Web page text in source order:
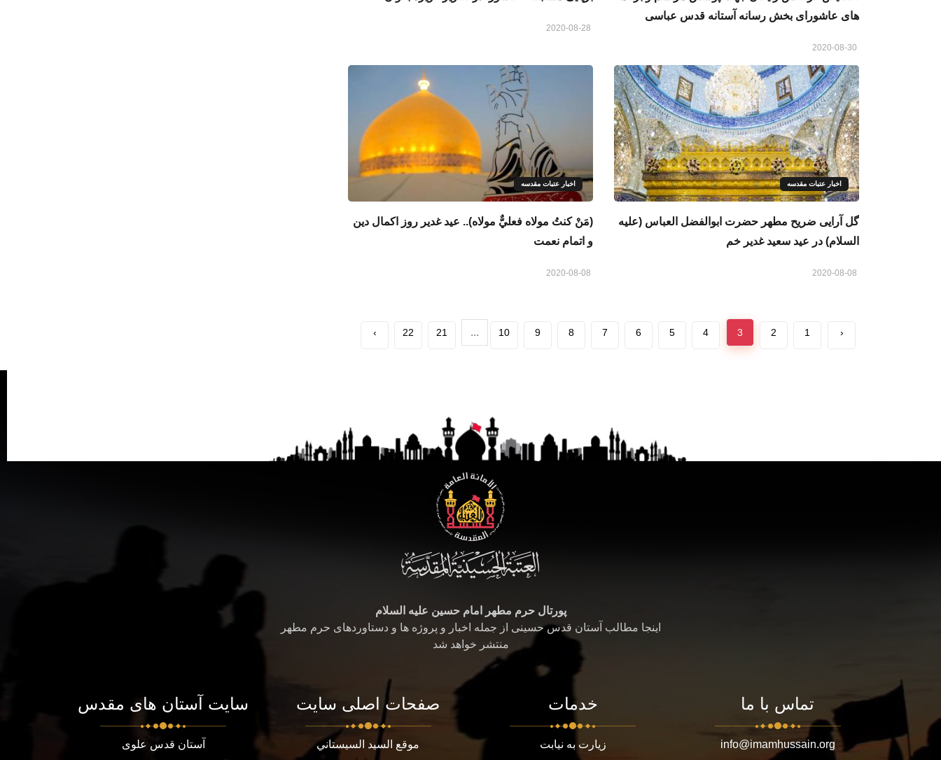
های عاشورای بخش رسانه آستانه قدس عباسی
اخبار عتبات مقدسه
گل آرایی ضريح مطهر حضرت ابوالفضل العباس (علیه
السلام) در عید سعید غدیر خم
اخبار عتبات مقدسه
(مَنْ كنتُ مولاه فعليٌّ مولاه).. عید غدیر روز اکمال دین
و اتمام نعمت
‹
1
2
3
4
5
6
7
8
9
10
...
21
22
›
پورتال حرم مطهر امام حسین علیه السلام
اینجا مطالب آستان قدس حسینی از جمله اخبار و پروژه ها و دستاوردهای حرم مطهر
منتشر خواهد شد
تماس با ما
info@imamhussain.org
خدمات
زیارت به نیابت
صفحات اصلی سایت
موقع السيد السيستاني
سایت آستان های مقدس
آستان قدس علوی